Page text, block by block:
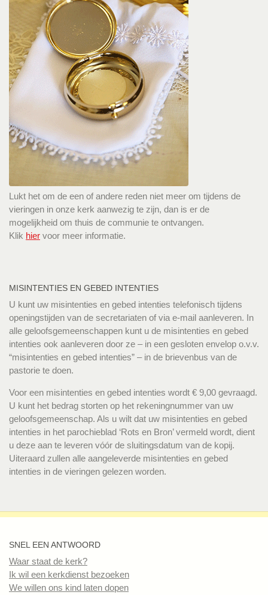
Lukt het om de een of andere reden niet meer om tijdens de
vieringen in onze kerk aanwezig te zijn, dan is er de
mogelijkheid om thuis de communie te ontvangen.
Klik hier voor meer informatie.
MISINTENTIES EN GEBED INTENTIES
U kunt uw misintenties en gebed intenties telefonisch tijdens
openingstijden van de secretariaten of via e-mail aanleveren. In
alle geloofsgemeenschappen kunt u de misintenties en gebed
intenties ook aanleveren door ze – in een gesloten envelop o.v.v.
“misintenties en gebed intenties” – in de brievenbus van de
pastorie te doen.
Voor een misintenties en gebed intenties wordt € 9,00 gevraagd.
U kunt het bedrag storten op het rekeningnummer van uw
geloofsgemeenschap. Als u wilt dat uw misintenties en gebed
intenties in het parochieblad ‘Rots en Bron’ vermeld wordt, dient
u deze aan te leveren vóór de sluitingsdatum van de kopij.
Uiteraard zullen alle aangeleverde misintenties en gebed
intenties in de vieringen gelezen worden.
SNEL EEN ANTWOORD
Waar staat de kerk?
Ik wil een kerkdienst bezoeken
We willen ons kind laten dopen